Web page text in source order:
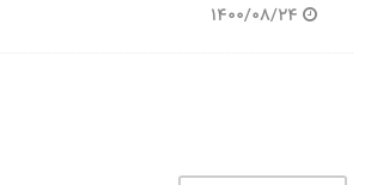
1400/08/24